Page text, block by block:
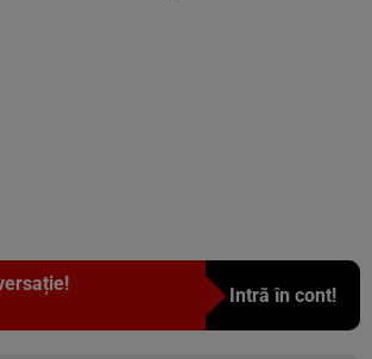
Intră în cont!